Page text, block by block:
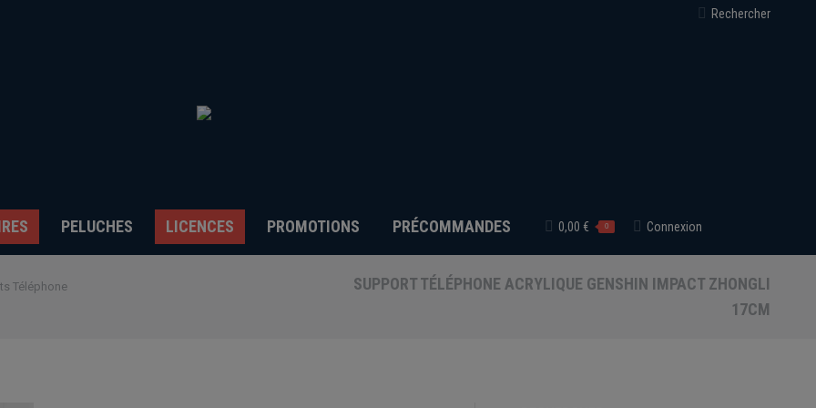
Recherche
Rechercher
PELUCHES LICENCES PROMOTIONS PRÉCOMMANDES 0,00 € 0 Connexion
Téléphone
SUPPORT TÉLÉPHONE ACRYLIQUE GENSHIN IMPACT ZHONGLI
17CM